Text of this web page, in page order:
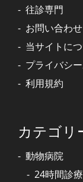
往診専門
お問い合わせ
当サイトに
プライバシ
利用規約
カテゴリ
動物病院
24時間診療